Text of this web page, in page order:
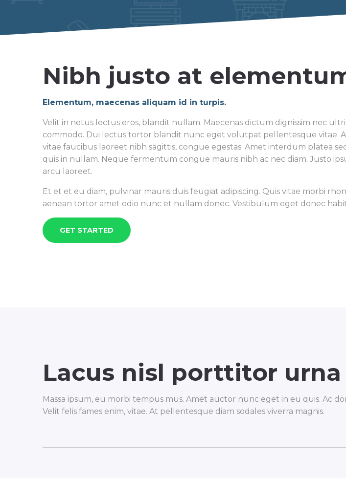
Nibh justo at
Elementum, maecenas aliquam id in turpis.
Velit in netus lectus eros, blandit nullam. Maecenas dictum dignissim nec
commodo. Dui lectus tortor blandit nunc eget volutpat pellentesque vitae.
vitae faucibus laoreet nibh sagittis, congue egestas. Amet interdum platea
quis in nullam. Neque fermentum congue mauris nibh ac nec diam. Justo
arcu laoreet.
Et et et eu diam, pulvinar mauris duis feugiat adipiscing. Quis vitae morbi
aenean tortor amet odio nunc et nullam donec. Vestibulum eget donec
GET STARTED
Lacus nisl porttitor
Massa ipsum, eu morbi tempus mus. Amet auctor nunc eget in eu quis. Ac
Velit felis fames enim, vitae. At pellentesque diam sodales viverra magnis.